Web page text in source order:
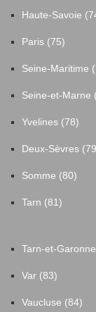
Haute-Savoie
Paris (75)
Seine-Maritime
Seine-et-Marne
Yvelines (78)
Deux-Sèvres
Somme (80)
Tarn (81)
Tarn-et-
Var (83)
Vaucluse (84)